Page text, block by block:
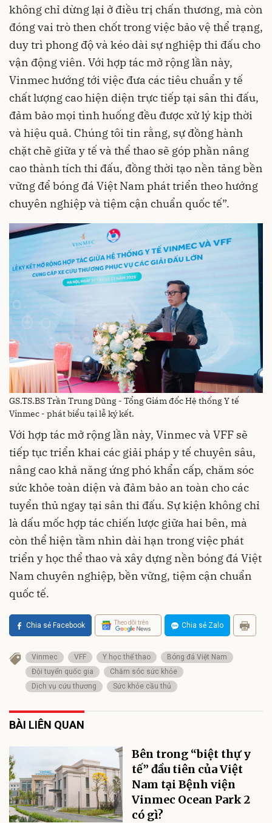
không chỉ dừng lại ở điều trị chấn thương, mà còn
đóng vai trò then chốt trong việc bảo vệ thể trạng,
duy trì phong độ và kéo dài sự nghiệp thi đấu cho
vận động viên. Với hợp tác mở rộng lần này,
Vinmec hướng tới việc đưa các tiêu chuẩn y tế
chất lượng cao hiện diện trực tiếp tại sân thi đấu,
đảm bảo mọi tình huống đều được xử lý kịp thời
và hiệu quả. Chúng tôi tin rằng, sự đồng hành
chặt chẽ giữa y tế và thể thao sẽ góp phần nâng
cao thành tích thi đấu, đồng thời tạo nền tảng bền
vững để bóng đá Việt Nam phát triển theo hướng
chuyên nghiệp và tiệm cận chuẩn quốc tế”.
GS.TS.BS Trần Trung Dũng - Tổng Giám đốc Hệ thống Y tế
Vinmec - phát biểu tại lễ ký kết.
Với hợp tác mở rộng lần này, Vinmec và VFF sẽ
tiếp tục triển khai các giải pháp y tế chuyên sâu,
nâng cao khả năng ứng phó khẩn cấp, chăm sóc
sức khỏe toàn diện và đảm bảo an toàn cho các
tuyển thủ ngay tại sân thi đấu. Sự kiện không chỉ
là dấu mốc hợp tác chiến lược giữa hai bên, mà
còn thể hiện tầm nhìn dài hạn trong việc phát
triển y học thể thao và xây dựng nền bóng đá Việt
Nam chuyên nghiệp, bền vững, tiệm cận chuẩn
quốc tế.
Chia sẻ Facebook Theo dõi trên Chia sẻ Zalo
Vinmec VFF Y học thể thao
Bóng đá Việt Nam
Đội tuyển quốc gia
Chăm sóc sức khỏe
Dịch vụ cứu thương
Sức khỏe cầu thủ
BÀI LIÊN QUAN
Bên trong “biệt thự y
tế” đầu tiên của Việt
Nam tại Bệnh viện
Vinmec Ocean Park 2
có gì?